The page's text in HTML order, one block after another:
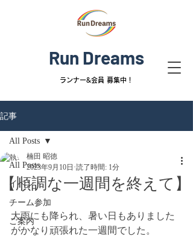
ランナー&会員 募集中！
Run Dreams
記事
All Posts
イベント
チーム参加
ご案内
All Posts
【順調な一週間を終えて】
楠田 昭徳
2023年9月10日 読了時間: 1分
大雨にも降られ、暑い日もありました
がかなり頑張れた一週間でした。